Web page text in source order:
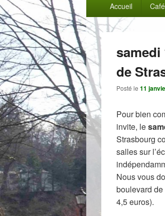
principalAccueil
samedi
de
Posté le 11
Pour bien
invite, le
Strasbourg
salles sur
Nous vous
boulevard de
4,5 euros).